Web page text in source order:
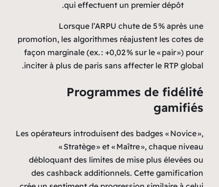
qui effectuent un premier dépôt.
Lorsque l’ARPU chute de 5 % après une
promotion, les algorithmes réajustent les cotes de
façon marginale (ex. : +0,02 % sur le « pair ») pour
inciter à plus de paris sans affecter le RTP global.
Programmes de fidélité
gamifiés
Les opérateurs introduisent des badges « Novice »,
« Stratège » et « Maître », chaque niveau
débloquant des limites de mise plus élevées ou
des cashback additionnels. Cette gamification